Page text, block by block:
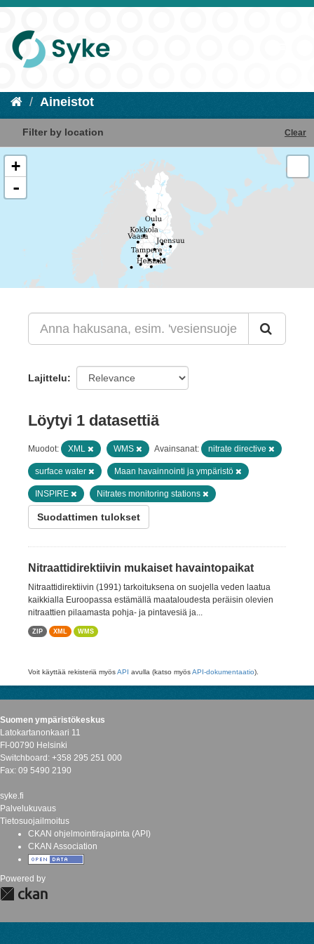
Aineistot
Filter by location Clear
+
-
Lajittelu
Löytyi 1 datasettiä
Muodot: XML WMS Avainsanat: nitrate directive
surface water Maan havainnointi ja ympäristö
INSPIRE Nitrates monitoring stations
Suodattimen tulokset
Nitraattidirektiivin mukaiset havaintopaikat
Nitraattidirektiivin (1991) tarkoituksena on suojella veden laatua
kaikkialla Euroopassa estämällä maataloudesta peräisin olevien
nitraattien pilaamasta pohja- ja pintavesiä ja...
ZIP XML WMS
Voit käyttää rekisteriä myösAPI avulla (katso myösAPI-dokumentaatio).
Suomen ympäristökeskus
Latokartanonkaari 11
FI-00790 Helsinki
Switchboard: +358 295 251 000
Fax: 09 5490 2190
syke.fi
Palvelukuvaus
Tietosuojailmoitus
CKAN ohjelmointirajapinta (API)
CKAN Association
Powered by